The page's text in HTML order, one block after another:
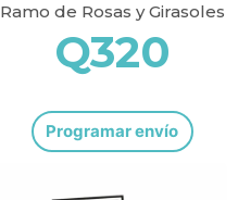
Ramo de Rosas y Girasoles
Q320
Programar envío